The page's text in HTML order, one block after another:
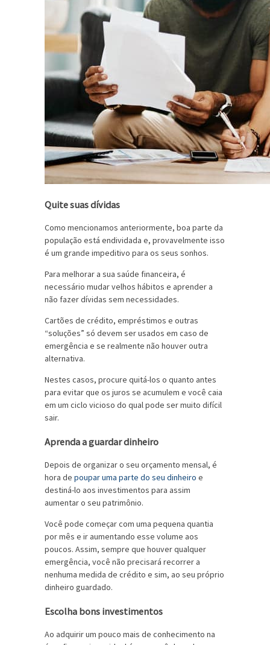
Quite suas dívidas
Como mencionamos anteriormente, boa parte da
população está endividada e, provavelmente isso
é um grande impeditivo para os seus sonhos.
Para melhorar a sua saúde financeira, é
necessário mudar velhos hábitos e aprender a
não fazer dívidas sem necessidades.
Cartões de crédito, empréstimos e outras
“soluções” só devem ser usados em caso de
emergência e se realmente não houver outra
alternativa.
Nestes casos, procure quitá-los o quanto antes
para evitar que os juros se acumulem e você caia
em um ciclo vicioso do qual pode ser muito difícil
sair.
Aprenda a guardar dinheiro
Depois de organizar o seu orçamento mensal, é
hora de poupar uma parte do seu dinheiro e
destiná-lo aos investimentos para assim
aumentar o seu patrimônio.
Você pode começar com uma pequena quantia
por mês e ir aumentando esse volume aos
poucos. Assim, sempre que houver qualquer
emergência, você não precisará recorrer a
nenhuma medida de crédito e sim, ao seu próprio
dinheiro guardado.
Escolha bons investimentos
Ao adquirir um pouco mais de conhecimento na